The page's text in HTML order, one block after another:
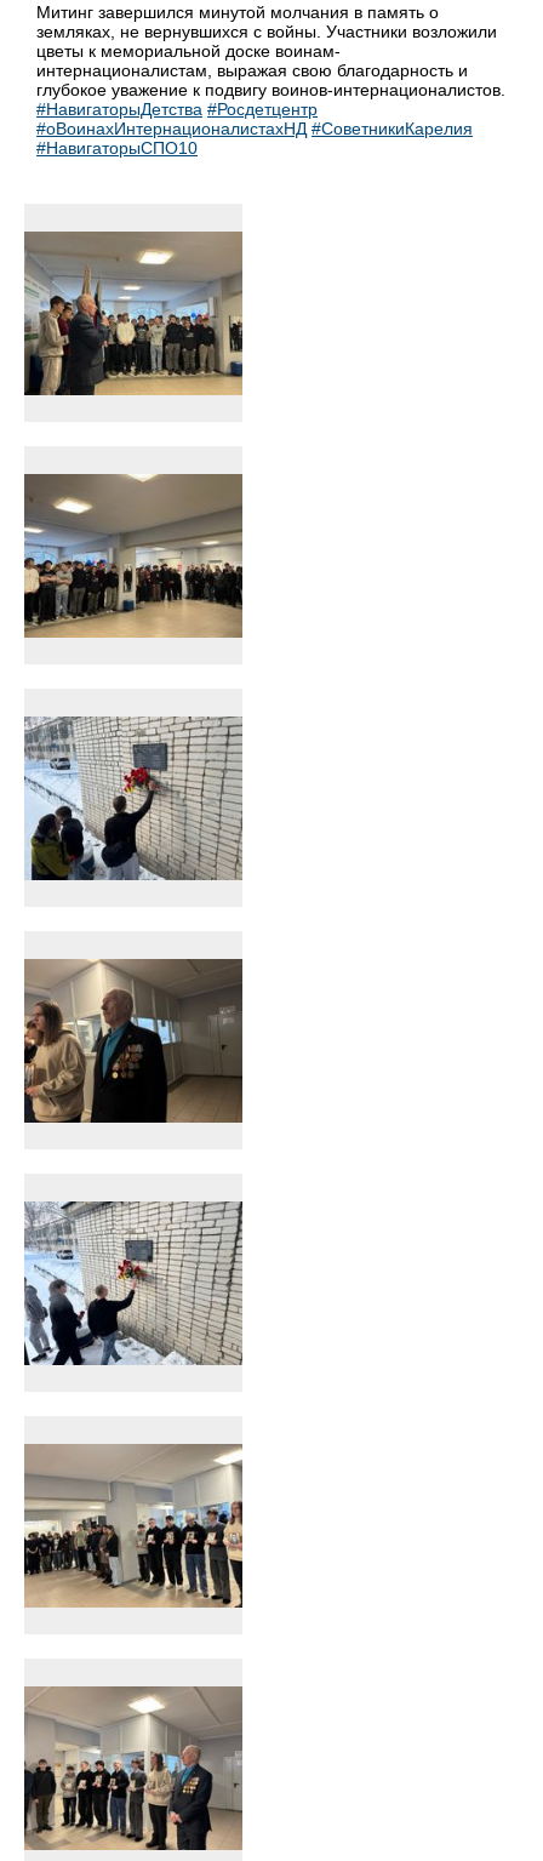
Митинг завершился минутой молчания в память о
земляках, не вернувшихся с войны. Участники возложили
цветы к мемориальной доске воинам-
интернационалистам, выражая свою благодарность и
глубокое уважение к подвигу воинов-интернационалистов.
#НавигаторыДетства #Росдетцентр
#оВоинахИнтернационалистахНД #СоветникиКарелия
#НавигаторыСПО10